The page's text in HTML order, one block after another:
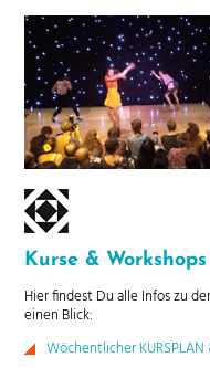
Kurse & Workshops
Hier findest Du alle Infos zu
einen Blick:
Wöchentlicher KURSPLAN